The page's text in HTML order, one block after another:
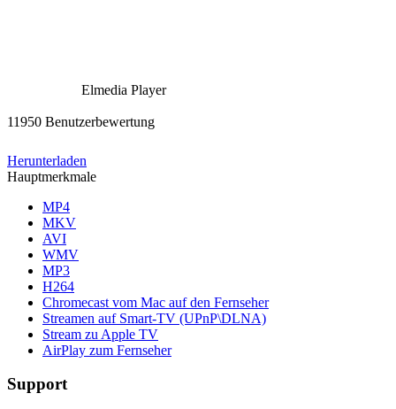
Elmedia Player
11950 Benutzerbewertung
Herunterladen
Hauptmerkmale
MP4
MKV
AVI
WMV
MP3
H264
Chromecast vom Mac auf den Fernseher
Streamen auf Smart-TV (UPnP\DLNA)
Stream zu Apple TV
AirPlay zum Fernseher
Support